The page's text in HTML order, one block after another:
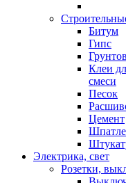
Битум
Гипс
Клеи
смеси
Песок
Цемент
Электрика, свет
Розетки,